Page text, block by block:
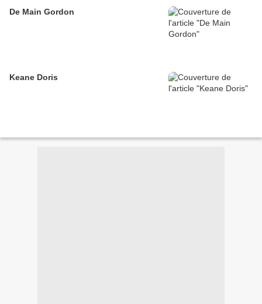
De Main Gordon
Keane Doris